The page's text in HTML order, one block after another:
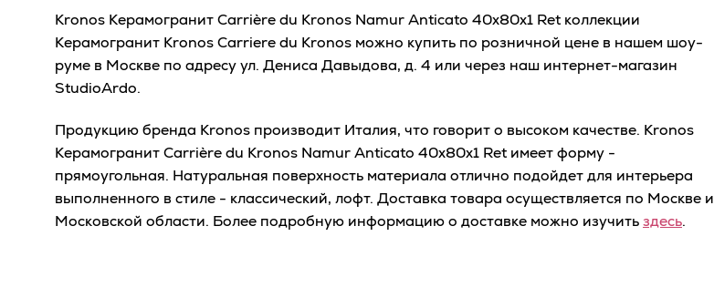
Kronos Керамогранит Carrière du Kronos Namur Anticato 40х80x1 Ret коллекции
Керамогранит Kronos Carriere du Kronos можно купить по розничной цене в нашем шоу-
руме в Москве по адресу ул. Дениса Давыдова, д. 4 или через наш интернет-магазин
StudioArdo.
Продукцию бренда Kronos производит Италия, что говорит о высоком качестве. Kronos
Керамогранит Carrière du Kronos Namur Anticato 40х80x1 Ret имеет форму -
прямоугольная. Натуральная поверхность материала отлично подойдет для интерьера
выполненного в стиле - классический, лофт. Доставка товара осуществляется по Москве и
Московской области. Более подробную информацию о доставке можно изучитьздесь.